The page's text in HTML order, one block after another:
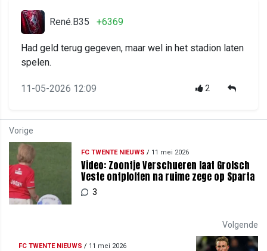
René.B35 +6369
Had geld terug gegeven, maar wel in het stadion laten
spelen.
11-05-2026 12:09 2
Vorige
FC TWENTE NIEUWS / 11 mei 2026
Video: Zoontje Verschueren laat Grolsch
Veste ontploffen na ruime zege op Sparta
3
Volgende
FC TWENTE NIEUWS / 11 mei 2026